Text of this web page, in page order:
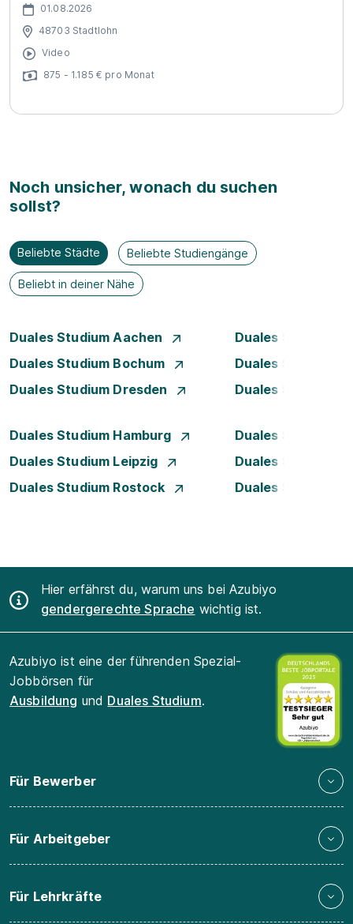
01.08.2026
48703 Stadtlohn
Video
875 - 1.185 € pro Monat
Noch unsicher, wonach du suchen
sollst?
Beliebte Städte Beliebte Studiengänge
Beliebt in deiner Nähe
Duales Studium Aachen
Duales Studium
Duales Studium Bochum
Duales Studium
Duales Studium Dresden
Duales Studium
Duales Studium Hamburg
Duales Studium
Duales Studium Leipzig
Duales Studium
Duales Studium Rostock
Duales Studium
Hier erfährst du, warum uns bei Azubiyo
gendergerechte Sprache wichtig ist.
Azubiyo ist eine der führenden Spezial-
Jobbörsen für
Ausbildung und Duales Studium.
Für Bewerber
Für Arbeitgeber
Für Lehrkräfte